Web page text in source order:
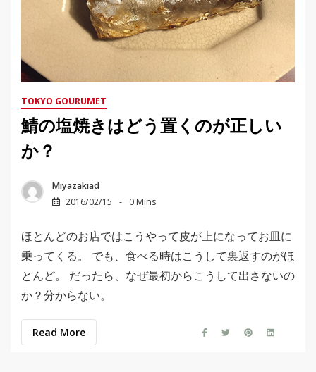
TOKYO GOURUMET
鯖の塩焼きはどう置くのが正しい
か？
Miyazakiad
2016/02/15
0 Mins
ほとんどのお店ではこうやって皮が上になってお皿に
乗ってくる。 でも、食べる時はこうして裏返すのがほ
とんど。 だったら、なぜ最初からこうして出さないの
か？分からない。
Read More